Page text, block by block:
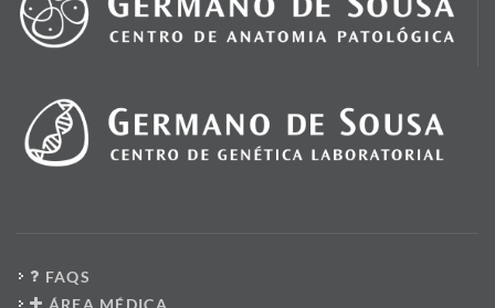
FAQS
ÁREA MÉDICA